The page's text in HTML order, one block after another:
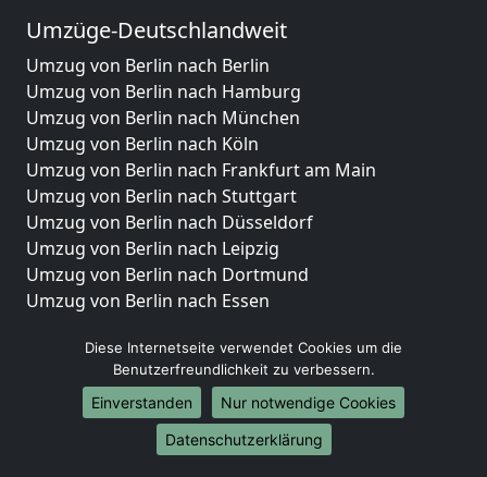
Umzüge-Deutschlandweit
Umzug von Berlin nach Berlin
Umzug von Berlin nach Hamburg
Umzug von Berlin nach München
Umzug von Berlin nach Köln
Umzug von Berlin nach Frankfurt am Main
Umzug von Berlin nach Stuttgart
Umzug von Berlin nach Düsseldorf
Umzug von Berlin nach Leipzig
Umzug von Berlin nach Dortmund
Umzug von Berlin nach Essen
Umzug von Berlin nach Dresden
Umzug von Berlin nach Hannover
Umzug von Berlin nach Nürnberg
Umzug von Berlin nach Duisburg
Umzug von Berlin nach Bochum
Diese Internetseite verwendet Cookies um die
Benutzerfreundlichkeit zu verbessern.
Einverstanden
Nur notwendige Cookies
Datenschutzerklärung